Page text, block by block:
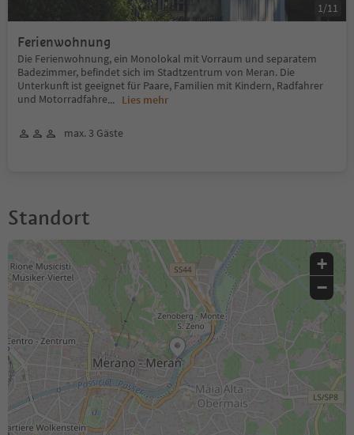
Ferienwohnung
Die Ferienwohnung, ein Monolokal mit Vorraum und separatem
Badezimmer, befindet sich im Stadtzentrum von Meran. Die
Unterkunft ist geeignet für Paare, Familien mit Kindern, Radfahrer
und Motorradfahre... Lies mehr
max. 3 Gäste
1/11
Standort
+
−